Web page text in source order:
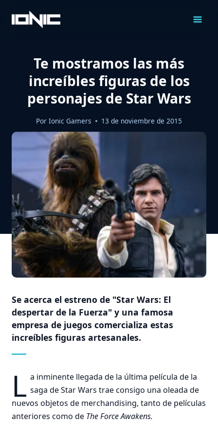
Contenido
Te mostramos las más
increíbles figuras de los
personajes de Star Wars
Por Ionic Gamers 13 de noviembre de 2015
Se acerca el estreno de "Star Wars: El
despertar de la Fuerza" y una famosa
empresa de juegos comercializa estas
increíbles figuras artesanales.
L a inminente llegada de la última película de la
saga de Star Wars trae consigo una oleada de
nuevos objetos de merchandising, tanto de películas
anteriores como de The Force Awakens.